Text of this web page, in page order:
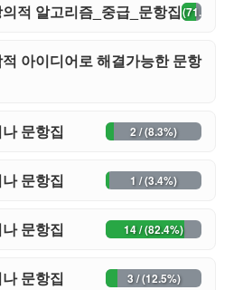
적 알고리즘_중급_문항집28 / (71.8%)
아이디어로 해결가능한 문항
8 / (18.6%)
문항집 2 / (8.3%)
문항집 1 / (3.4%)
문항집 14 / (82.4%)
문항집 3 / (12.5%)